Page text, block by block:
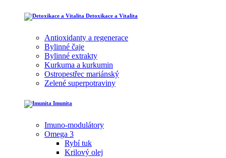
Detoxikace a Vitalita
Antioxidanty a regenerace
Bylinné čaje
Bylinné extrakty
Kurkuma a kurkumin
Ostropestřec mariánský
Zelené superpotraviny
Imunita
Imuno-modulátory
Omega 3
Rybí tuk
Krilový olej